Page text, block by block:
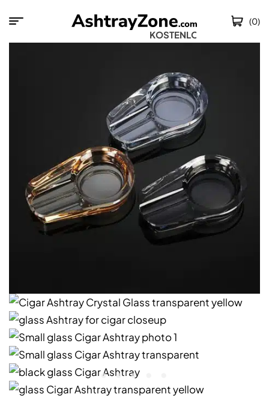
KOSTENLOSER
(0)